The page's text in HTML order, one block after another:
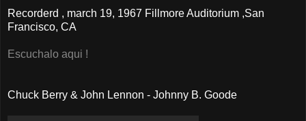
Recorderd , march 19, 1967 Fillmore Auditorium ,San
Francisco, CA
Escuchalo aqui !
Chuck Berry & John Lennon - Johnny B. Goode